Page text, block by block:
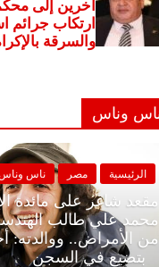
وناس
ناس وناس
وبلكونة بلا زينة
فاروق خبير
حلم الحرية ولمة